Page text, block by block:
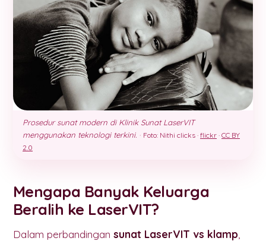
Prosedur sunat modern di Klinik Sunat LaserVIT
menggunakan teknologi terkini. · Foto: Nithi clicks · flickr · CC BY
2.0
Mengapa Banyak Keluarga
Beralih ke LaserVIT?
Dalam perbandingan sunat LaserVIT vs klamp,